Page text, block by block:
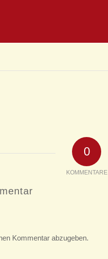
0
KOMMENTARE
Kommentar abzugeben.